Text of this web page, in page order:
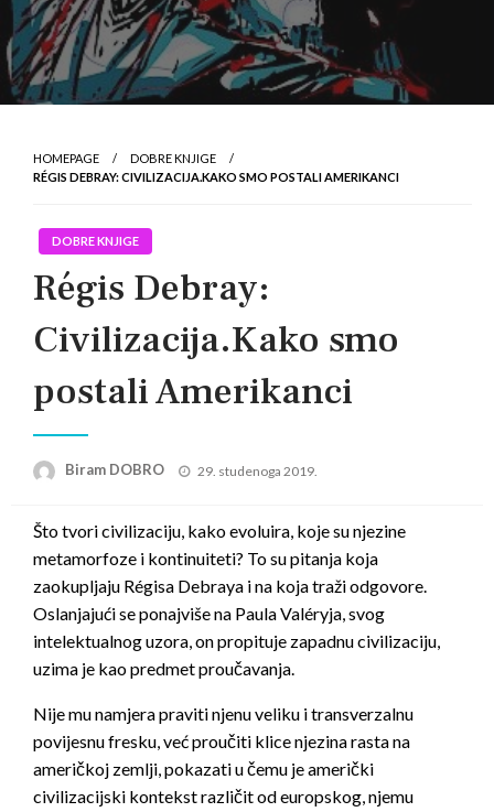
HOMEPAGE
DOBRE KNJIGE
RÉGIS DEBRAY: CIVILIZACIJA.KAKO SMO POSTALI AMERIKANCI
DOBRE KNJIGE
Régis Debray:
Civilizacija.Kako smo
postali Amerikanci
Biram DOBRO
Posted
29. studenoga 2019.
Što tvori civilizaciju, kako evoluira, koje su njezine
metamorfoze i kontinuiteti? To su pitanja koja
zaokupljaju Régisa Debraya i na koja traži odgovore.
Oslanjajući se ponajviše na Paula Valéryja, svog
intelektualnog uzora, on propituje zapadnu civilizaciju,
uzima je kao predmet proučavanja.
Nije mu namjera praviti njenu veliku i transverzalnu
povijesnu fresku, već proučiti klice njezina rasta na
američkoj zemlji, pokazati u čemu je američki
civilizacijski kontekst različit od europskog, njemu